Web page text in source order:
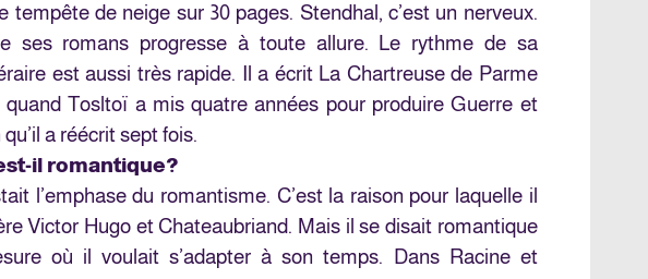
tempête de neige sur 30 pages. Stendhal, c’est un nerveux.
ses romans progresse à toute allure. Le rythme de sa
est aussi très rapide. Il a écrit La Chartreuse de Parme
quand Tosltoï a mis quatre années pour produire Guerre et
a réécrit sept fois.
il romantique?
l’emphase du romantisme. C’est la raison pour laquelle il
Victor Hugo et Chateaubriand. Mais il se disait romantique
où il voulait s’adapter à son temps. Dans Racine et